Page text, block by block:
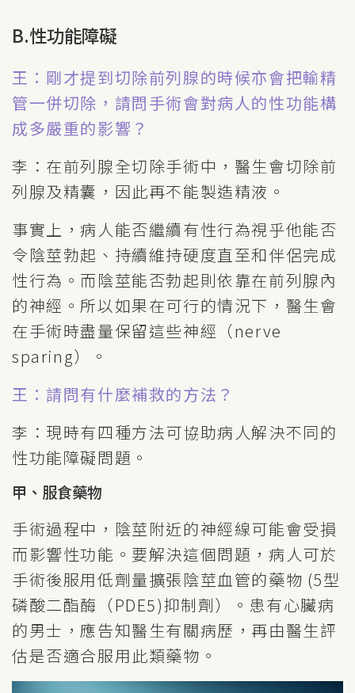
B.性功能障礙
王：剛才提到切除前列腺的時候亦會把輸精
管一併切除，請問手術會對病人的性功能構
成多嚴重的影響？
李：在前列腺全切除手術中，醫生會切除前
列腺及精囊，因此再不能製造精液。
事實上，病人能否繼續有性行為視乎他能否
令陰莖勃起、持續維持硬度直至和伴侶完成
性行為。而陰莖能否勃起則依靠在前列腺內
的神經。所以如果在可行的情況下，醫生會
在手術時盡量保留這些神經（nerve
sparing）。
王：請問有什麼補救的方法？
李：現時有四種方法可協助病人解決不同的
性功能障礙問題。
甲、服食藥物
手術過程中，陰莖附近的神經線可能會受損
而影響性功能。要解決這個問題，病人可於
手術後服用低劑量擴張陰莖血管的藥物 (5型
磷酸二酯酶（PDE5)抑制劑）。患有心臟病
的男士，應告知醫生有關病歷，再由醫生評
估是否適合服用此類藥物。